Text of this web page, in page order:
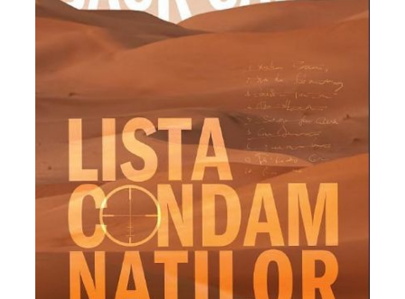
Familie și Cuplu
Hobby și Divertisment
Istorie și Civilizații
Istorie și Conspirații
Manuale și Dicționare
Medicină și Sănătate
Practic. Casă și Grădina
Psihologie
Spiritualitate
Știință și Tehnologie